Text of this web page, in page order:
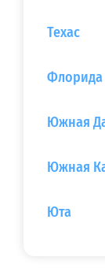
Техас
Флорида
Южная
Южная
Юта